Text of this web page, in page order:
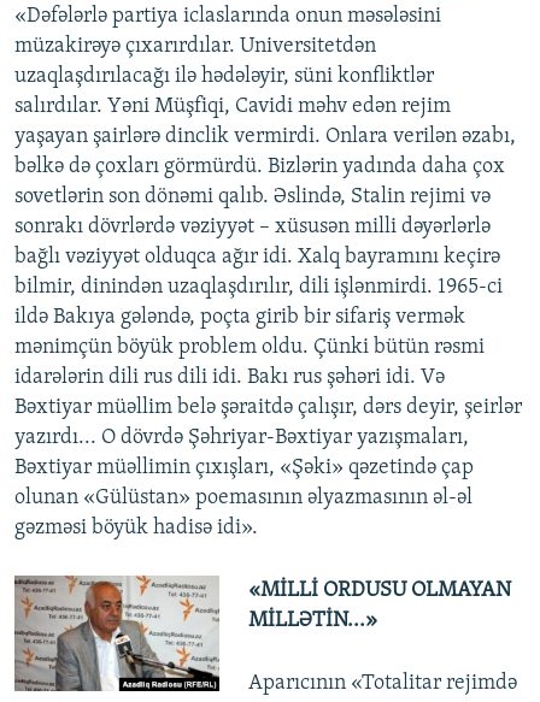
«Dəfələrlə partiya iclaslarında onun məsələsini
müzakirəyə çıxarırdılar. Universitetdən
uzaqlaşdırılacağı ilə hədələyir, süni konfliktlər
salırdılar. Yəni Müşfiqi, Cavidi məhv edən rejim
yaşayan şairlərə dinclik vermirdi. Onlara verilən əzabı,
bəlkə də çoxları görmürdü. Bizlərin yadında daha çox
sovetlərin son dönəmi qalıb. Əslində, Stalin rejimi və
sonrakı dövrlərdə vəziyyət – xüsusən milli dəyərlərlə
bağlı vəziyyət olduqca ağır idi. Xalq bayramını keçirə
bilmir, dinindən uzaqlaşdırılır, dili işlənmirdi. 1965-ci
ildə Bakıya gələndə, poçta girib bir sifariş vermək
mənimçün böyük problem oldu. Çünki bütün rəsmi
idarələrin dili rus dili idi. Bakı rus şəhəri idi. Və
Bəxtiyar müəllim belə şəraitdə çalışır, dərs deyir, şeirlər
yazırdı... O dövrdə Şəhriyar-Bəxtiyar yazışmaları,
Bəxtiyar müəllimin çıxışları, «Şəki» qəzetində çap
olunan «Gülüstan» poemasının əlyazmasının əl-əl
gəzməsi böyük hadisə idi».
«MİLLİ ORDUSU OLMAYAN
MİLLƏTİN...»
Aparıcının «Totalitar rejimdə